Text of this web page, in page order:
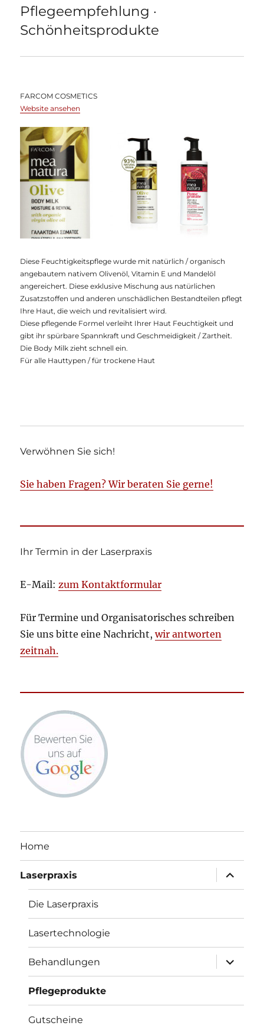
Pflegeempfehlung ·
Schönheitsprodukte
FARCOM COSMETICS
Website ansehen
Diese Feuchtigkeitspflege wurde mit natürlich / organisch
angebautem nativem Olivenöl, Vitamin E und Mandelöl
angereichert. Diese exklusive Mischung aus natürlichen
Zusatzstoffen und anderen unschädlichen Bestandteilen pflegt
Ihre Haut, die weich und revitalisiert wird.
Diese pflegende Formel verleiht Ihrer Haut Feuchtigkeit und
gibt ihr spürbare Spannkraft und Geschmeidigkeit / Zartheit.
Die Body Milk zieht schnell ein.
Für alle Hauttypen / für trockene Haut
Verwöhnen Sie sich!
Sie haben Fragen? Wir beraten Sie gerne!
Ihr Termin in der Laserpraxis
E-Mail:zum Kontaktformular
Für Termine und Organisatorisches schreiben
Sie uns bitte eine Nachricht,wir antworten
zeitnah.
Home
Laserpraxis
öffnen
Die Laserpraxis
Lasertechnologie
Behandlungen
öffnen
Pflegeprodukte
Gutscheine